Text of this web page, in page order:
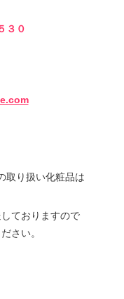
３０
取り扱い化粧品は
ておりますので
さい。